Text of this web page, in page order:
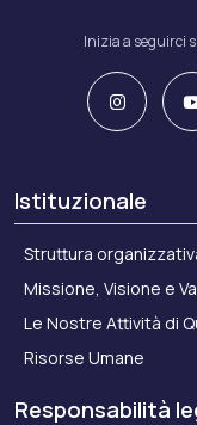
Inizia a seguirci
Istituzionale
Struttura
Missione, Visione e
Le Nostre Attività di
Risorse Umane
Responsabilità